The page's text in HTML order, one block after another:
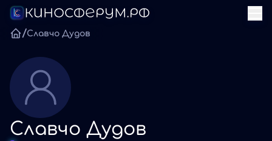
/Славчо Дудов
Славчо Дудов